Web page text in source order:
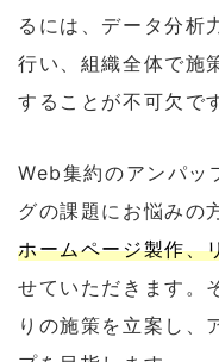
るには、データ分析
行い、組織全体で施
することが不可欠で
Web集約のアンパッ
グの課題にお悩みの
ホームページ製作、
せていただきます。
りの施策を立案し、